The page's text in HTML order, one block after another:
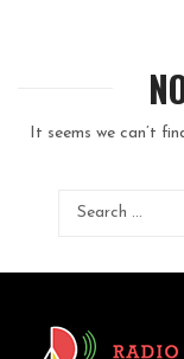
It seems we can’t